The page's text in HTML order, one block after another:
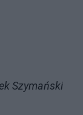
Szymański